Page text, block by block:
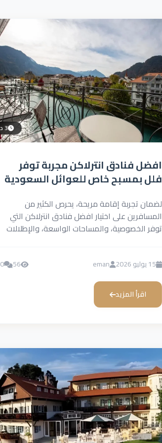
3 د
افضل فنادق انترلاكن مجربة توفر
فلل بمسبح خاص للعوائل السعودية
لضمان تجربة إقامة مريحة، يحرص الكثير من
المسافرين على اختيار افضل فنادق انترلاكن التي
توفر الخصوصية، والمساحات الواسعة، والإطلالات
15 يوليو 2026 eman
56
0
اقرأ المزيد